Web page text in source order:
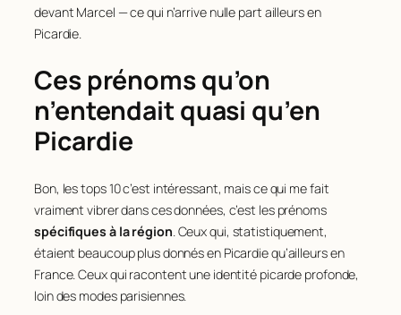
devant Marcel — ce qui n’arrive nulle part ailleurs en
Picardie.
Ces prénoms qu’on
n’entendait quasi qu’en
Picardie
Bon, les tops 10 c’est intéressant, mais ce qui me fait
vraiment vibrer dans ces données, c’est les prénoms
spécifiques à la région. Ceux qui, statistiquement,
étaient beaucoup plus donnés en Picardie qu’ailleurs en
France. Ceux qui racontent une identité picarde profonde,
loin des modes parisiennes.